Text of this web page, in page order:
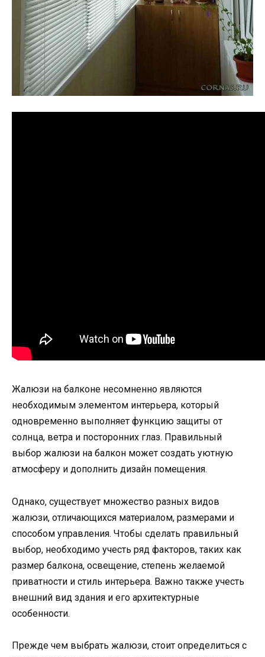
Жалюзи на балконе несомненно являются
необходимым элементом интерьера, который
одновременно выполняет функцию защиты от
солнца, ветра и посторонних глаз. Правильный
выбор жалюзи на балкон может создать уютную
атмосферу и дополнить дизайн помещения.
Однако, существует множество разных видов
жалюзи, отличающихся материалом, размерами и
способом управления. Чтобы сделать правильный
выбор, необходимо учесть ряд факторов, таких как
размер балкона, освещение, степень желаемой
приватности и стиль интерьера. Важно также учесть
внешний вид здания и его архитектурные
особенности.
Прежде чем выбрать жалюзи, стоит определиться с